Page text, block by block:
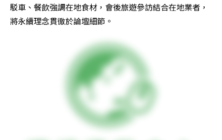
駁車、餐飲強調在地食材，會後旅遊參訪結合在地業者，
將永續理念貫徹於論壇細節。